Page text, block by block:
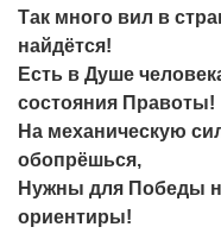
Так много вил в
найдётся!
Есть в Душе
состояния Правоты!
На механическую
обопрёшься,
Нужны для Победы
ориентиры!